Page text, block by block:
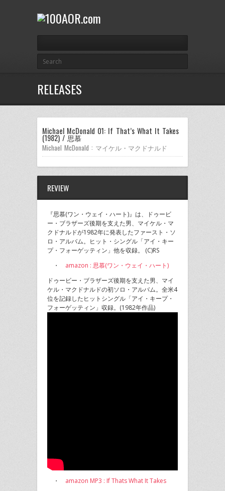
RELEASES
Michael McDonald 01: If That’s What It Takes
(1982) / 思慕
Michael McDonald : マイケル・マクドナルド
REVIEW
『思慕(ワン・ウェイ・ハート)』は、ドゥービ
ー・ブラザーズ後期を支えた男、マイケル・マ
クドナルドが1982年に発表したファースト・ソ
ロ・アルバム。ヒット・シングル「アイ・キー
プ・フォーゲッティン」他を収録。 (C)RS
・ amazon : 思慕(ワン・ウェイ・ハート)
ドゥービー・ブラザーズ後期を支えた男、マイ
ケル・マクドナルドの初ソロ・アルバム。全米4
位を記録したヒットシングル「アイ・キープ・
フォーゲッティン」収録。(1982年作品)
・ amazon MP3 : If Thats What It Takes